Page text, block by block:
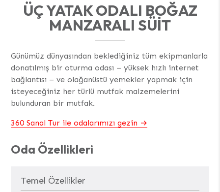
ÜÇ YATAK ODALI BOĞAZ
MANZARALI SÜIT
Günümüz dünyasından beklediğiniz tüm ekipmanlarla
donatılmış bir oturma odası – yüksek hızlı internet
bağlantısı – ve olağanüstü yemekler yapmak için
isteyeceğiniz her türlü mutfak malzemelerini
bulunduran bir mutfak.
360 Sanal Tur ile odalarımızı gezin
Oda Özellikleri
Temel Özellikler